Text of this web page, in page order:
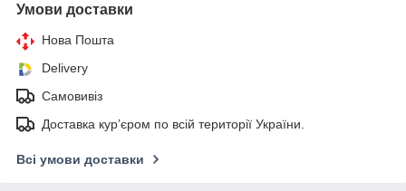
Умови доставки
Нова Пошта
Delivery
Самовивіз
Доставка кур’єром по всій території України.
Всі умови доставки